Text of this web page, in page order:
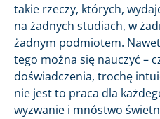
takie rzeczy, których,
na żadnych studiach, w
żadnym podmiotem.
tego można się nauczyć –
doświadczenia, trochę
nie jest to praca dla
wyzwanie i mnóstwo